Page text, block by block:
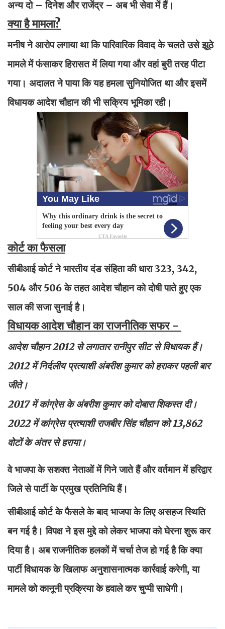
अन्य दो – दिनेश और राजेंद्र – अब भी सेवा में हैं।
क्या है मामला?
मनीष ने आरोप लगाया था कि पारिवारिक विवाद के चलते उसे झूठे
मामले में फंसाकर हिरासत में लिया गया और वहां बुरी तरह पीटा
गया। अदालत ने पाया कि यह हमला सुनियोजित था और इसमें
विधायक आदेश चौहान की भी सक्रिय भूमिका रही।
कोर्ट का फैसला
सीबीआई कोर्ट ने भारतीय दंड संहिता की धारा 323, 342,
504 और 506 के तहत आदेश चौहान को दोषी पाते हुए एक
साल की सजा सुनाई है।
विधायक आदेश चौहान का राजनीतिक सफर -
आदेश चौहान 2012 से लगातार रानीपुर सीट से विधायक हैं।
2012में निर्दलीय प्रत्याशी अंबरीश कुमार को हराकर पहली बार
जीते।
2017में कांग्रेस के अंबरीश कुमार को दोबारा शिकस्त दी।
2022में कांग्रेस प्रत्याशी राजबीर सिंह चौहान को 13,862
वोटों के अंतर से हराया।
वे भाजपा के सशक्त नेताओं में गिने जाते हैं और वर्तमान में हरिद्वार
जिले से पार्टी के प्रमुख प्रतिनिधि हैं।
सीबीआई कोर्ट के फैसले के बाद भाजपा के लिए असहज स्थिति
बन गई है। विपक्ष ने इस मुद्दे को लेकर भाजपा को घेरना शुरू कर
दिया है। अब राजनीतिक हलकों में चर्चा तेज हो गई है कि क्या
पार्टी विधायक के खिलाफ अनुशासनात्मक कार्रवाई करेगी, या
मामले को कानूनी प्रक्रिया के हवाले कर चुप्पी साधेगी।